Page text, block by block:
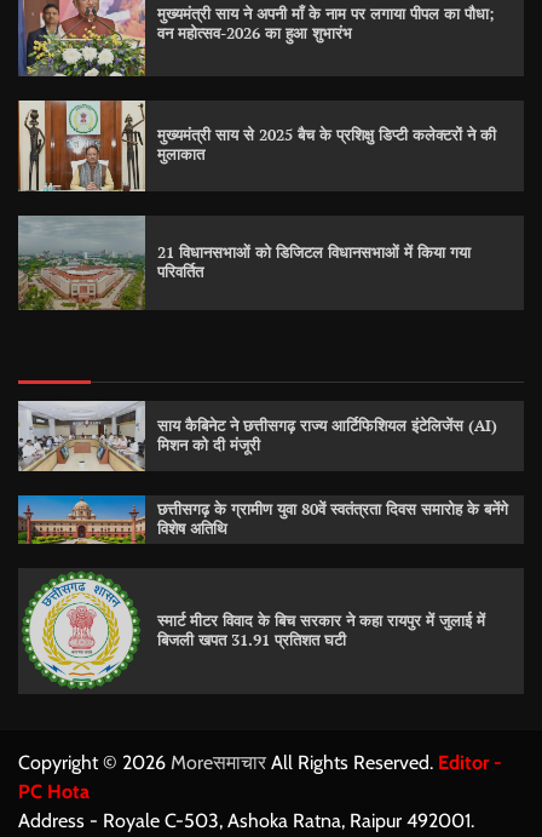
मुख्यमंत्री साय ने अपनी माँ के नाम पर लगाया पीपल का पौधा;
वन महोत्सव-2026 का हुआ शुभारंभ
मुख्यमंत्री साय से 2025 बैच के प्रशिक्षु डिप्टी कलेक्टरों ने की
मुलाकात
21 विधानसभाओं को डिजिटल विधानसभाओं में किया गया
परिवर्तित
साय कैबिनेट ने छत्तीसगढ़ राज्य आर्टिफिशियल इंटेलिजेंस (AI)
मिशन को दी मंजूरी
छत्तीसगढ़ के ग्रामीण युवा 80वें स्वतंत्रता दिवस समारोह के बनेंगे
विशेष अतिथि
स्मार्ट मीटर विवाद के बिच सरकार ने कहा रायपुर में जुलाई में
बिजली खपत 31.91 प्रतिशत घटी
Copyright © 2026 Moreसमाचार All Rights Reserved. Editor -
PC Hota
Address - Royale C-503, Ashoka Ratna, Raipur 492001.